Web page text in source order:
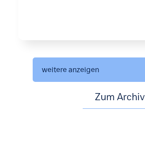
weitere anzeigen
Zum Archiv